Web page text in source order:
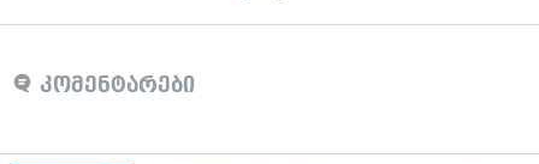
კომენტარები